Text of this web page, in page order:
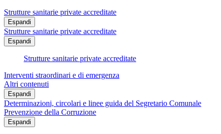
Strutture sanitarie private accreditate
Espandi
Strutture sanitarie private accreditate
Espandi
Strutture sanitarie private accreditate
Interventi straordinari e di emergenza
Altri contenuti
Espandi
Determinazioni, circolari e linee guida del Segretario Comunale
Prevenzione della Corruzione
Espandi